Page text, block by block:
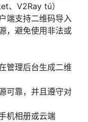
、V2Ray tú）
端支持二维码导入
，避免使用非法或
管理后台生成二维
可靠，并且遵守对
机相册或云端